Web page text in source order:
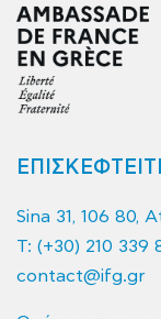
Sina 31, 106 80,
T: (+30) 210 339
contact@ifg.gr